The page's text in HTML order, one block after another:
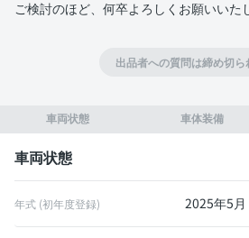
車両状態 車体装備
車両状態
年式 (初年度登録) 2025年5月
ご検討のほど、何卒よろしくお願いいた
出品者への質問は締め切ら